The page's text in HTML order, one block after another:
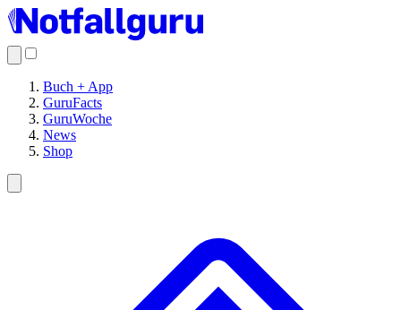
Buch + App
GuruFacts
GuruWoche
News
Shop